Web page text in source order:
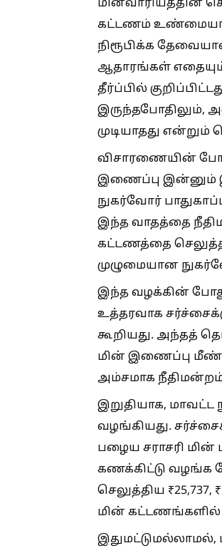
மின்வாரியத்தின்
கட்டணம் உண்மையான
நிரூபிக்க
ஆதாரங்கள்
தீர்ப்பில்
இருந்தபோதிலும்,
முடியாதது என்றும்
விசாரணையின்
இணைப்பு இன்னும்
நுகர்வோர்
இந்த வாதத்தை
கட்டணத்தை
முழுமையான
இந்த வழக்கின்
உத்தரவாக
கூறியது. அந்தத்
மின் இணைப்பு
அம்சமாக
இறுதியாக,
வழங்கியது.
பழைய சராசரி
கணக்கிட்டு வழங்க
செலுத்திய
மின் கட்டணங்களில்